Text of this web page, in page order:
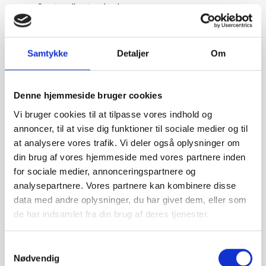
Samtykke Detaljer Om
Denne hjemmeside bruger cookies
Vi bruger cookies til at tilpasse vores indhold og
annoncer, til at vise dig funktioner til sociale medier og til
at analysere vores trafik. Vi deler også oplysninger om
din brug af vores hjemmeside med vores partnere inden
for sociale medier, annonceringspartnere og
analysepartnere. Vores partnere kan kombinere disse
data med andre oplysninger, du har givet dem, eller som
de har indsamlet fra din brug af deres tjenester.
Nødvendig
professionelle standarder.
Frontkameraet på 12 MP med optisk
billedstabilisering og 3D-sensor sørger for, at dine
selfies og videoopkald altid står knivskarpt – også
alle platforme.
batteri
iPhone 16 Pro er udstyret med Apples kraftfulde A18
Pro-chip, der sikrer lynhurtig respons og effektivitet –
uanset om du gamer, arbejder eller redigerer video.
Med 8 GB RAM kan du køre flere krævende apps på
én gang uden problemer.
Du vælger selv, hvor meget plads du har brug for: 256
GB, 512 GB eller 1 TB. Her er der rigeligt med plads til